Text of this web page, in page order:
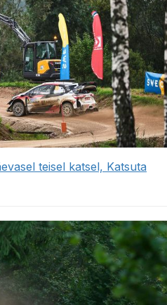
teisel katsel, Katsuta